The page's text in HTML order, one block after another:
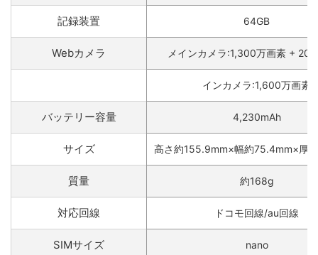
記録装置 64GB
Webカメラ メインカメラ:1,300万画素 +
インカメラ:1,600万画素
バッテリー容量 4,230mAh
サイズ 高さ約155.9mm×幅約75.4mm×厚
質量 約168g
対応回線 ドコモ回線/au回線
SIMサイズ nano